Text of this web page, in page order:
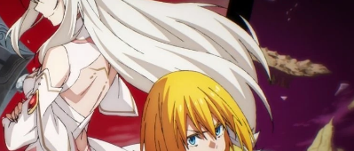
FOLLOW US